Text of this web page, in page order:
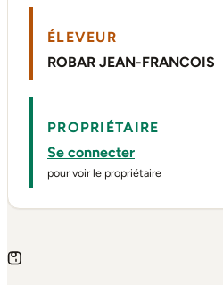
ÉLEVEUR
ROBAR JEAN-FRANCOIS
PROPRIÉTAIRE
Se connecter
pour voir le propriétaire